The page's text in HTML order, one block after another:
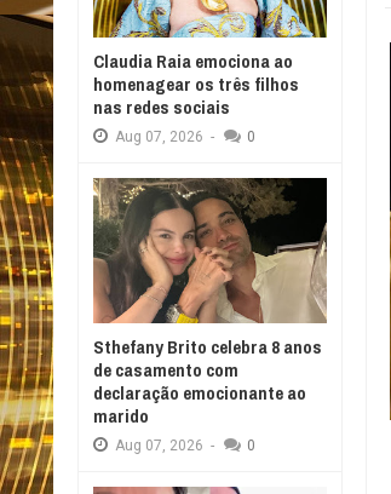
Claudia Raia emociona ao
homenagear os três filhos
nas redes sociais
Aug 07, 2026 - 0
Sthefany Brito celebra 8 anos
de casamento com
declaração emocionante ao
marido
Aug 07, 2026 - 0